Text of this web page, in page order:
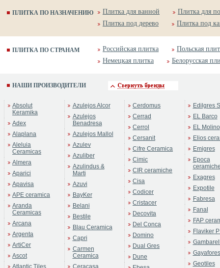
ПЛИТКА ПО НАЗНАЧЕНИЮ Плитка для ванной
Плитка для
Плитка под дерево
Плитка под
ПЛИТКА ПО СТРАНАМ Российская плитка
Польская
Немецкая плитка
Белорусская
НАШИ ПРОИЗВОДИТЕЛИ
Absolut
Keramika
Adex
Alaplana
Aleluia
Ceramicas
Almera
Aparici
Apavisa
APE ceramica
Aranda
Ceramicas
Arcana
Argenta
ArtiCer
Ascot
Atlantic Tiles
Azulejos Alcor
Azulejos
Benadresa
Azulejos Mallol
Azulev
Azuliber
Azulindus &
Marti
Azuvi
BayKer
Belani
Bestile
Blau Ceramica
Capri
Carmen
Ceramica
Ceracasa
Cerdomus
Cerrad
Cerrol
Cersanit
Cifre Ceramica
Cimic
CIR ceramiche
Cisa
Codicer
Cristacer
Decovita
Del Conca
Domino
Dual Gres
Dune
Edilgres
EL Barco
EL Molino
Elios
Emigres
Epoca
Exagres
Expotile
Fabresa
Fanal
FAP
Flaviker
Gayafores
Geotiles